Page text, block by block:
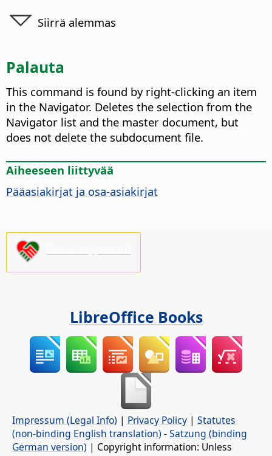
Siirrä alemmas
Palauta
This command is found by right-clicking an item
in the Navigator. Deletes the selection from the
Navigator list and the master document, but
does not delete the subdocument file.
Aiheeseen liittyvää
Pääasiakirjat ja osa-asiakirjat
LibreOffice Books
Impressum (Legal Info) | Privacy Policy | Statutes
(non-binding English translation) -Satzung (binding
German version) | Copyright information: Unless